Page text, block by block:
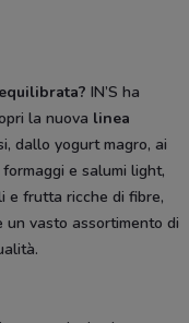
IN’S ha
la nuova linea
dallo yogurt magro, ai
e salumi light,
e frutta ricche di fibre,
un vasto assortimento di